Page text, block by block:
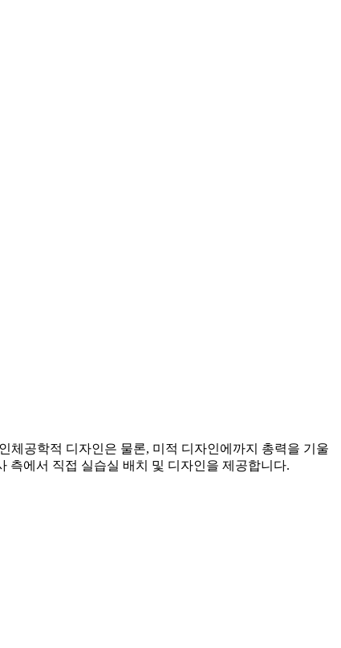
체공학적 디자인은 물론, 미적 디자인에까지 총력을 기울
측에서 직접 실습실 배치 및 디자인을 제공합니다.